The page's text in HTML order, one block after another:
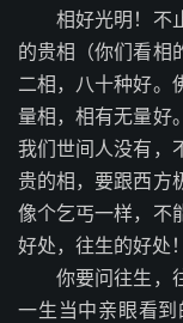
相好光明！不止
的贵相（你们看相
二相，八十种好。
量相，相有无量好
我们世间人没有，
贵的相，要跟西方
像个乞丐一样，不
好处，往生的好处！
你要问往生，往
一生当中亲眼看